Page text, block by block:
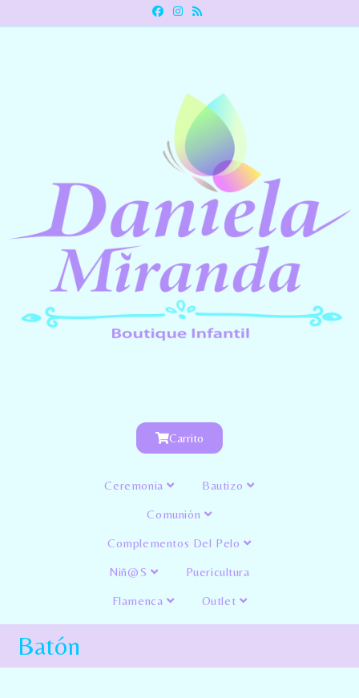
Carrito
Ceremonia Bautizo
Comunión
Complementos Del Pelo
Niñ@s Puericultura
Flamenca Outlet
Batón